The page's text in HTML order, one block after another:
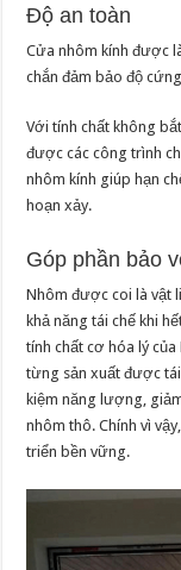
Độ an toàn
Cửa nhôm kính được
chắn đảm bảo độ
Với tính chất không
được các công trình
nhôm kính giúp hạn
hoạn xảy.
Góp phần bảo
Nhôm được coi là vật
khả năng tái chế khi
tính chất cơ hóa lý
từng sản xuất được
kiệm năng lượng,
nhôm thô. Chính vì
triển bền vững.